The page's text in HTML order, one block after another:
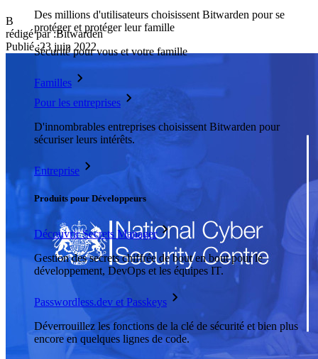
Des millions d'utilisateurs choisissent Bitwarden pour se
protéger et protéger leur famille
Sécurité pour vous et votre famille
Familles
Pour les entreprises
D'innombrables entreprises choisissent Bitwarden pour
sécuriser leurs intérêts.
Entreprise
Produits pour Développeurs
Découvrir Secrets Manager
Gestion des secrets chiffrée de bout en bout pour le
développement, DevOps et les équipes IT.
Passwordless.dev et Passkeys
Déverrouillez les fonctions de la clé de sécurité et bien plus
encore en quelques lignes de code.
B
rédigé par :Bitwarden
Publié:23 juin 2022